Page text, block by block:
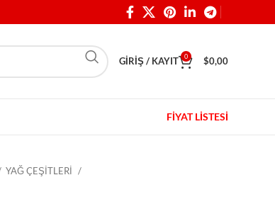
GIRIŞ / KAYIT 0 $0,00
FİYAT LİSTESİ
YAĞ ÇEŞİTLERİ